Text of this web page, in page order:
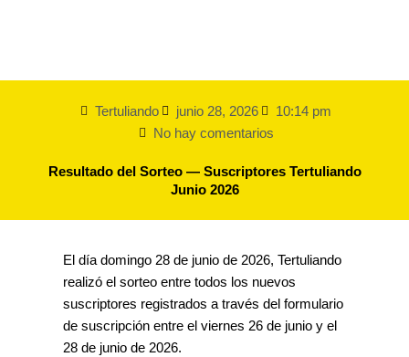
Tertuliando junio 28, 2026
10:14 pm
No hay comentarios
Resultado del Sorteo — Suscriptores Tertuliando
Junio 2026
El día domingo 28 de junio de 2026, Tertuliando
realizó el sorteo entre todos los nuevos
suscriptores registrados a través del formulario
de suscripción entre el viernes 26 de junio y el
28 de junio de 2026.